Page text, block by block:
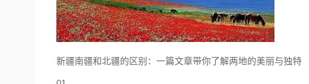
新疆南疆和北疆的区别：一篇文章带你了解两地的美丽与独特